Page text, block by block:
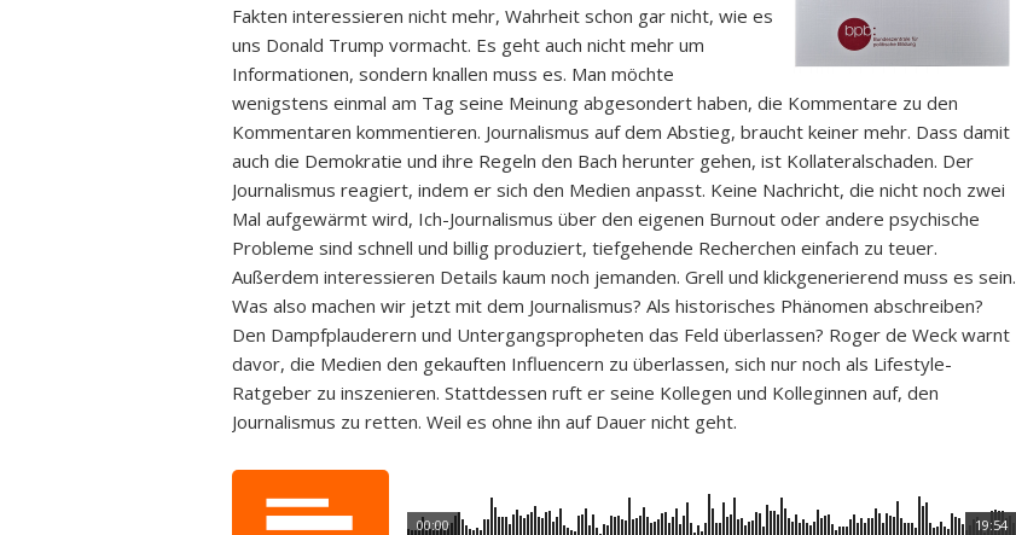
Fakten interessieren nicht mehr, Wahrheit schon gar nicht, wie es
uns Donald Trump vormacht. Es geht auch nicht mehr um
Informationen, sondern knallen muss es. Man möchte
wenigstens einmal am Tag seine Meinung abgesondert haben, die Kommentare zu den
Kommentaren kommentieren. Journalismus auf dem Abstieg, braucht keiner mehr. Dass damit
auch die Demokratie und ihre Regeln den Bach herunter gehen, ist Kollateralschaden. Der
Journalismus reagiert, indem er sich den Medien anpasst. Keine Nachricht, die nicht noch zwei
Mal aufgewärmt wird, Ich-Journalismus über den eigenen Burnout oder andere psychische
Probleme sind schnell und billig produziert, tiefgehende Recherchen einfach zu teuer.
Außerdem interessieren Details kaum noch jemanden. Grell und klickgenerierend muss es sein.
Was also machen wir jetzt mit dem Journalismus? Als historisches Phänomen abschreiben?
Den Dampfplauderern und Untergangspropheten das Feld überlassen? Roger de Weck warnt
davor, die Medien den gekauften Influencern zu überlassen, sich nur noch als Lifestyle-
Ratgeber zu inszenieren. Stattdessen ruft er seine Kollegen und Kolleginnen auf, den
Journalismus zu retten. Weil es ohne ihn auf Dauer nicht geht.
19:54
00:00